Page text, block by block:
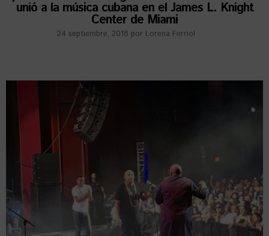
unió a la música cubana en el James L. Knight
Center de Miami
24 septiembre, 2018 por Lorena Ferriol